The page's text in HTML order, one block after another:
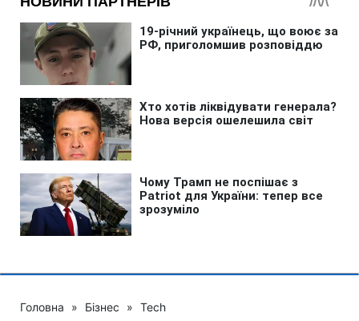
Головна » Бізнес » Tech